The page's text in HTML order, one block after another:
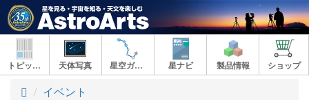
トピックス 天体写真 星空ガイド 星ナビ 製品情報 ショップ
ト イベント